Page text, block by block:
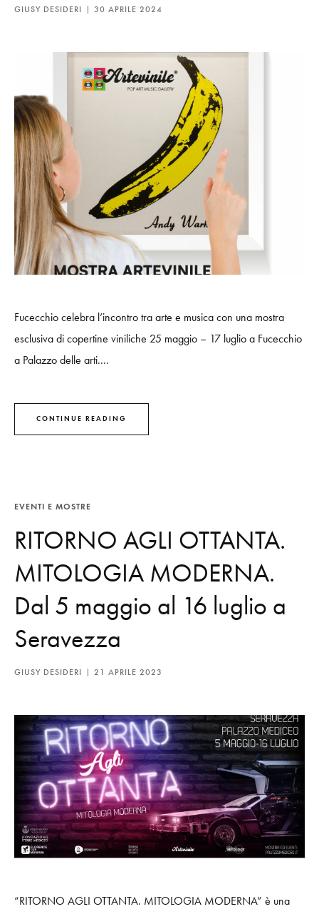
GIUSY DESIDERI 30 APRILE 2024
Fucecchio celebra l’incontro tra arte e musica con una mostra
esclusiva di copertine viniliche 25 maggio – 17 luglio a Fucecchio
a Palazzo delle arti....
CONTINUE READING
EVENTI E MOSTRE
RITORNO AGLI OTTANTA.
MITOLOGIA MODERNA.
Dal 5 maggio al 16 luglio a
Seravezza
GIUSY DESIDERI 21 APRILE 2023
“RITORNO AGLI OTTANTA. MITOLOGIA MODERNA” è una